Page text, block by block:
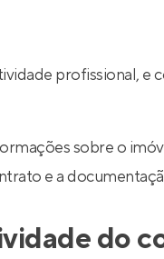
profissional,
sobre o
e a
do